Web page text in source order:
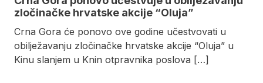
zločinačke hrvatske akcije “Oluja”
Crna Gora će ponovo ove godine učestvovati u
obilježavanju zločinačke hrvatske akcije “Oluja” u
Kinu slanjem u Knin otpravnika poslova […]